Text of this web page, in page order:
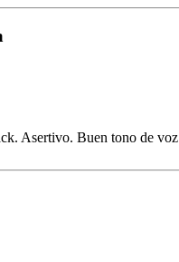
Asertivo. Buen tono de